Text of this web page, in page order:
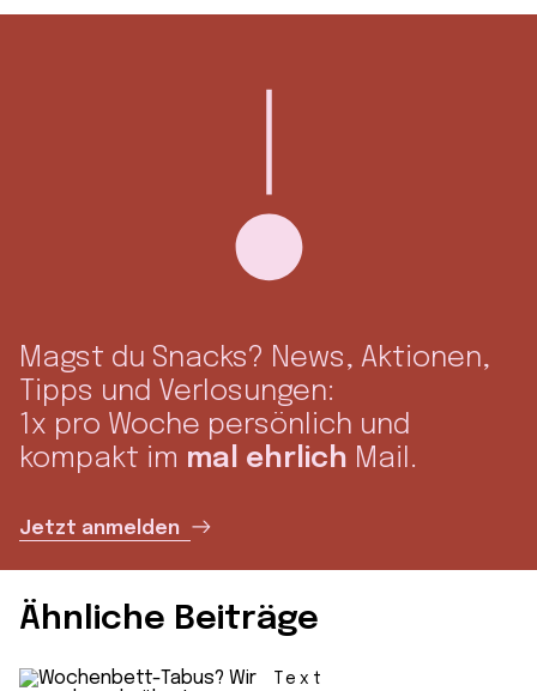
Magst du Snacks? News, Aktionen,
Tipps und Verlosungen:
1x pro Woche persönlich und
kompakt im mal ehrlich Mail.
Jetzt anmelden
Ähnliche Beiträge
Text